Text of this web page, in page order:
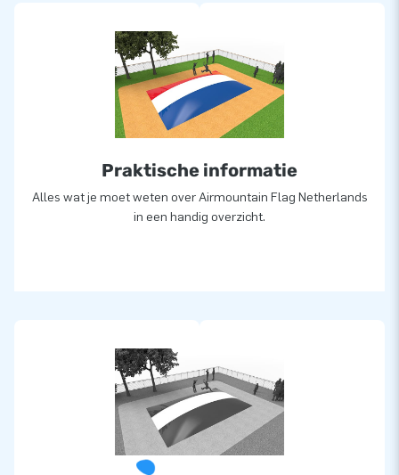
Wil je liever een airmountain in eigen kleuren of logo? Neem
dan contact op en laat ons in-house ontwerpteam er
vrijblijvend een voor jou ontwerpen!
Meer dan 15.000 klanten kozen ook voor JB
JB laat al meer dan 15 jaar mensen wereldwijd een gat in de
lucht springen. Vaak letterlijk. Ons team van designers,
ontwikkelaars en logistiek medewerkers leveren unieke
Praktische informatie
Alles wat je moet weten over Airmountain Flag Netherlands
in een handig overzicht.